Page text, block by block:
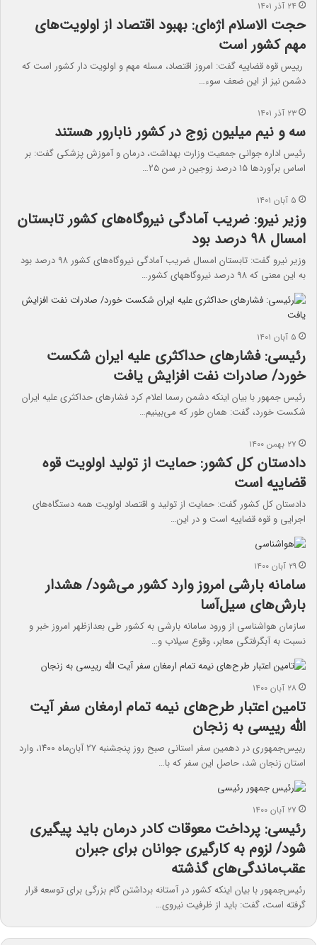
۲۴ آذر ۱۴۰۱
حجت الاسلام اژه‌ای: بهبود اقتصاد از اولویت‌های
مهم کشور است
رییس قوه قضاییه گفت: امروز اقتصاد، مسله مهم و اولویت دار کشور است که
دشمن نیز از این ضعف سوء…
۲۳ آذر ۱۴۰۱
سه و نیم میلیون زوج در کشور نابارور هستند
رئیس اداره جوانی جمعیت وزارت بهداشت، درمان و آموزش پزشکی گفت: بر
اساس برآوردها ۱۵ درصد زوجین در سن ۲۵…
۵ آبان ۱۴۰۱
وزیر نیرو: ضریب آمادگی نیروگاه‌های کشور تابستان
امسال ۹۸ درصد بود
وزیر نیرو گفت: تابستان امسال ضریب آمادگی نیروگاه‌های کشور ۹۸ درصد بود
به این معنی که ۹۸ درصد نیروگاههای کشور…
۵ آبان ۱۴۰۱
رئیسی: فشارهای حداکثری علیه ایران شکست
خورد/ صادرات نفت ‌افز‌ایش یافت
رئیس جمهور با بیان اینکه دشمن رسما اعلام کرد فشارهای حداکثری علیه ایران
شکست خورد، گفت: همان طور که می‌بینیم…
۲۷ بهمن ۱۴۰۰
دادستان کل کشور: حمایت از تولید اولویت قوه
قضاییه است
دادستان کل کشور گفت: حمایت از تولید و اقتصاد اولویت‌ همه دستگاه‌های
اجرایی و قوه قضاییه است و در این…
۲۹ آبان ۱۴۰۰
سامانه بارشی امروز وارد کشور می‌شود/ هشدار
بارش‌های سیل‌آسا
سازمان هواشناسی از ورود سامانه بارشی به کشور طی بعدازظهر امروز خبر و
نسبت به آبگرفتگی معابر،‌ وقوع سیلاب و…
۲۸ آبان ۱۴۰۰
تامین اعتبار طرح‌های نیمه تمام ارمغان سفر آیت
الله رییسی به زنجان
رییس‌جمهوری در دهمین سفر استانی صبح روز پنجشنبه ۲۷ آبان‌ماه ۱۴۰۰، وارد
استان زنجان شد، حاصل این سفر که با…
۲۷ آبان ۱۴۰۰
رئیسی: پرداخت معوقات کادر درمان باید پیگیری
شود/ لزوم به کارگیری جوانان برای جبران
عقب‌ماندگی‌های گذشته
رئیس‌جمهور با بیان اینکه کشور در آستانه برداشتن گام بزرگی برای توسعه قرار
گرفته است، گفت: باید از ظرفیت نیروی…